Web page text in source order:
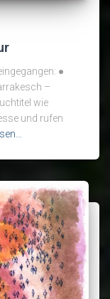
●
–
wie
und rufen